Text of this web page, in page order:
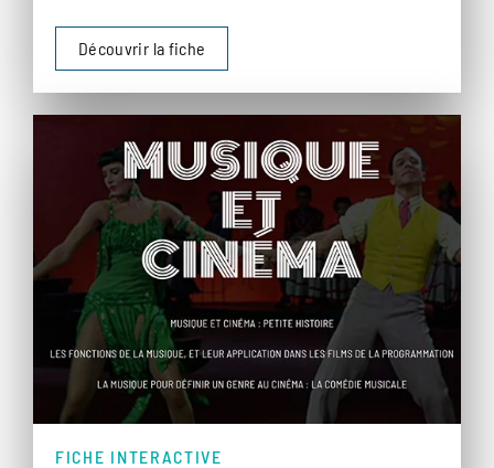
Découvrir la fiche
FICHE INTERACTIVE